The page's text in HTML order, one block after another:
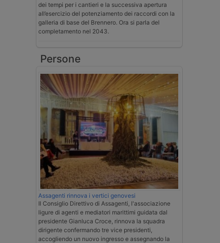
dei tempi per i cantieri e la successiva apertura
all’esercizio del potenziamento dei raccordi con la
galleria di base del Brennero. Ora si parla del
completamento nel 2043.
Persone
Assagenti rinnova i vertici genovesi
Il Consiglio Direttivo di Assagenti, l'associazione
ligure di agenti e mediatori marittimi guidata dal
presidente Gianluca Croce, rinnova la squadra
dirigente confermando tre vice presidenti,
accogliendo un nuovo ingresso e assegnando la